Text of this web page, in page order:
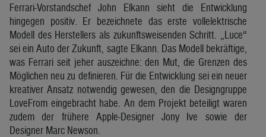
Ferrari-Vorstandschef John Elkann sieht die Entwicklung
hingegen positiv. Er bezeichnete das erste vollelektrische
Modell des Herstellers als zukunftsweisenden Schritt. „Luce“
sei ein Auto der Zukunft, sagte Elkann. Das Modell bekräftige,
was Ferrari seit jeher auszeichne: den Mut, die Grenzen des
Möglichen neu zu definieren. Für die Entwicklung sei ein neuer
kreativer Ansatz notwendig gewesen, den die Designgruppe
LoveFrom eingebracht habe. An dem Projekt beteiligt waren
zudem der frühere Apple-Designer Jony Ive sowie der
Designer Marc Newson.